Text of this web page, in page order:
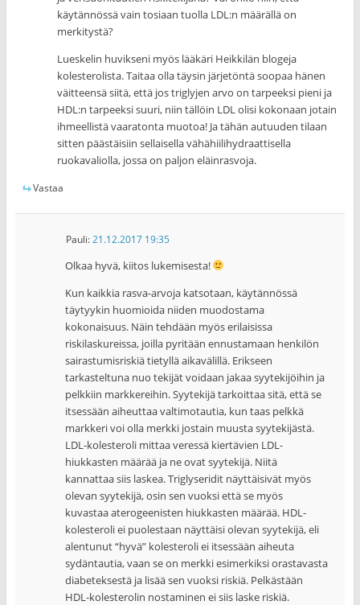
käytännössä vain tosiaan tuolla LDL:n määrällä on
merkitystä?
Lueskelin huvikseni myös lääkäri Heikkilän blogeja
kolesterolista. Taitaa olla täysin järjetöntä soopaa hänen
väitteensä siitä, että jos triglyjen arvo on tarpeeksi pieni ja
HDL:n tarpeeksi suuri, niin tällöin LDL olisi kokonaan jotain
ihmeellistä vaaratonta muotoa! Ja tähän autuuden tilaan
sitten päästäisiin sellaisella vähähiilihydraattisella
ruokavaliolla, jossa on paljon eläinrasvoja.
Vastaa
Pauli:21.12.2017 19:35
Olkaa hyvä, kiitos lukemisesta!
Kun kaikkia rasva-arvoja katsotaan, käytännössä
täytyykin huomioida niiden muodostama
kokonaisuus. Näin tehdään myös erilaisissa
riskilaskureissa, joilla pyritään ennustamaan henkilön
sairastumisriskiä tietyllä aikavälillä. Erikseen
tarkasteltuna nuo tekijät voidaan jakaa syytekijöihin ja
pelkkiin markkereihin. Syytekijä tarkoittaa sitä, että se
itsessään aiheuttaa valtimotautia, kun taas pelkkä
markkeri voi olla merkki jostain muusta syytekijästä.
LDL-kolesteroli mittaa veressä kiertävien LDL-
hiukkasten määrää ja ne ovat syytekijä. Niitä
kannattaa siis laskea. Triglyseridit näyttäisivät myös
olevan syytekijä, osin sen vuoksi että se myös
kuvastaa aterogeenisten hiukkasten määrää. HDL-
kolesteroli ei puolestaan näyttäisi olevan syytekijä, eli
alentunut “hyvä” kolesteroli ei itsessään aiheuta
sydäntautia, vaan se on merkki esimerkiksi orastavasta
diabeteksestä ja lisää sen vuoksi riskiä. Pelkästään
HDL-kolesterolin nostaminen ei siis laske riskiä.